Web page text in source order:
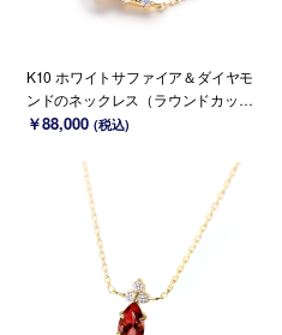
K10 ホワイトサファイア＆ダイヤモ
ンドのネックレス（ラウンドカッ
ト）~Ello Lily~ 9月誕生石(K18 変更
￥88,000 (税込)